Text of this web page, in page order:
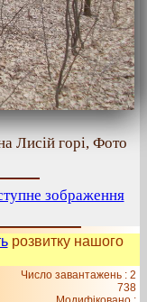
Лисій горі, Фото
зображення
розвитку нашого
Число завантажень : 2
738